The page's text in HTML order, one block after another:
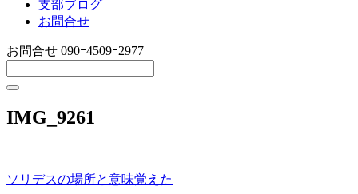
支部ブログ
お問合せ
お問合せ 090ｰ4509ｰ2977
IMG_9261
投
ソリデスの場所と意味覚えた